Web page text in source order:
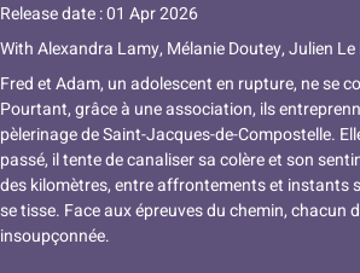
Release date : 01 Apr 2026
WithAlexandra Lamy, Mélanie Doutey,Julien Le
Fred et Adam, un adolescent en rupture, ne se
Pourtant, grâce à une association, ils
pèlerinage de Saint-Jacques-de-Compostelle.
passé, il tente de canaliser sa colère et son
des kilomètres, entre affrontements et instants
se tisse. Face aux épreuves du chemin, chacun
insoupçonnée.